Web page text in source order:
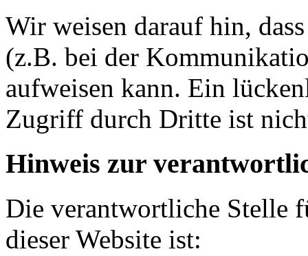
Wir weisen darauf hin,
(z.B. bei der
aufweisen kann. Ein
Zugriff durch Dritte ist
Hinweis zur
Die verantwortliche Stelle
dieser Website ist: